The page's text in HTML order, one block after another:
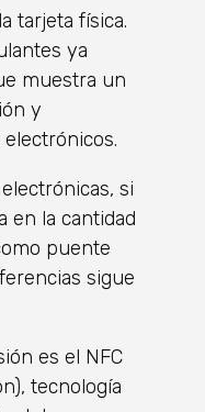
tarjeta física.
ya
muestra un
y
si
en la cantidad
puente
sigue
es el NFC
tecnología